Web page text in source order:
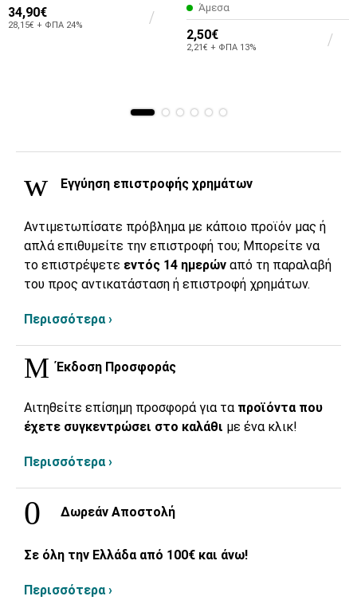
34,90€
28,15€ + ΦΠΑ 24%
Άμεσα
2,50€
2,21€ + ΦΠΑ 13%
Εγγύηση επιστροφής χρημάτων
Αντιμετωπίσατε πρόβλημα με κάποιο προϊόν μας ή
απλά επιθυμείτε την επιστροφή του; Μπορείτε να
το επιστρέψετε εντός 14 ημερών από τη παραλαβή
του προς αντικατάσταση ή επιστροφή χρημάτων.
Περισσότερα ›
Έκδοση Προσφοράς
Αιτηθείτε επίσημη προσφορά για τα προϊόντα που
έχετε συγκεντρώσει στο καλάθι με ένα κλικ!
Περισσότερα ›
Δωρεάν Αποστολή
Σε όλη την Ελλάδα από 100€ και άνω!
Περισσότερα ›